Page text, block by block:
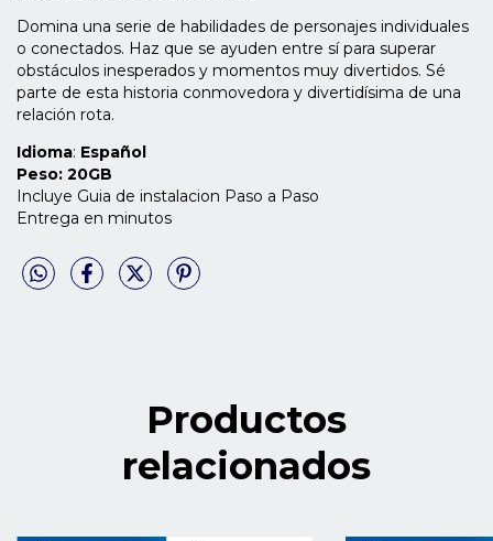
Domina una serie de habilidades de personajes individuales
o conectados. Haz que se ayuden entre sí para superar
obstáculos inesperados y momentos muy divertidos. Sé
parte de esta historia conmovedora y divertidísima de una
relación rota.
Idioma: Español
Peso: 20GB
Incluye Guia de instalacion Paso a Paso
Entrega en minutos
Productos
relacionados